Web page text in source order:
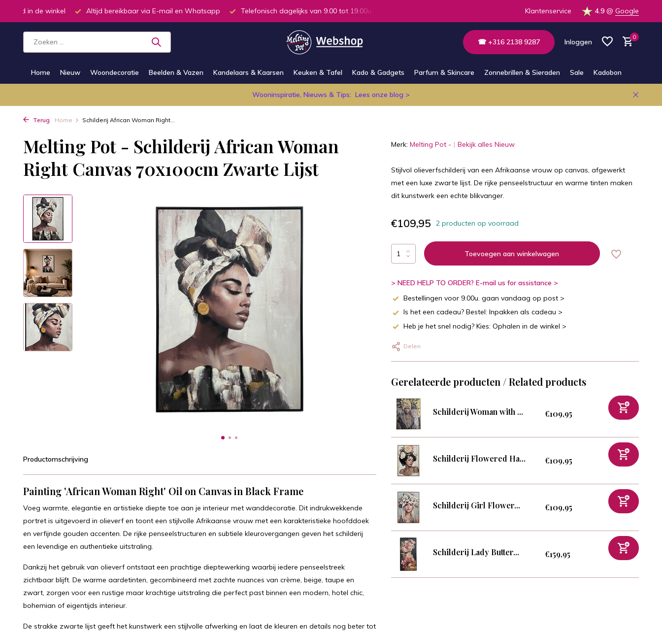
Altijd bereikbaar via E-mail en Whatsapp Telefonisch dagelijks van 9.00 tot 19.00u. Alle producten op voorraad in de winkel Klantenservice 4.9 @ Google
☎ +316 2138 9287 Inloggen
0
Home Nieuw Woondecoratie Beelden & Vazen Kandelaars & Kaarsen Keuken & Tafel Kado & Gadgets Parfum & Skincare Zonnebrillen & Sieraden Sale Kadobon
Wooninspiratie, Nieuws & Tips: Lees onze blog >
Terug Home Schilderij African Woman Right...
Melting Pot - Schilderij African Woman
Right Canvas 70x100cm Zwarte Lijst
Productomschrijving
Painting 'African Woman Right' Oil on Canvas in Black Frame
Voeg warmte, elegantie en artistieke diepte toe aan je interieur met wanddecoratie. Dit indrukwekkende
portret is uitgevoerd in olieverf en toont een stijlvolle Afrikaanse vrouw met een karakteristieke hoofddoek
en verfijnde gouden accenten. De rijke penseelstructuren en subtiele kleurovergangen geven het schilderij
een levendige en authentieke uitstraling.
Dankzij het gebruik van olieverf ontstaat een prachtige dieptewerking waarbij iedere penseelstreek
zichtbaar blijft. De warme aardetinten, gecombineerd met zachte nuances van crème, beige, taupe en
zwart, zorgen voor een rustige maar krachtige uitstraling die perfect past binnen een modern, hotel chic,
bohemian of eigentijds interieur.
De strakke zwarte lijst geeft het kunstwerk een stijlvolle afwerking en laat de kleuren en details nog beter tot
Merk: Melting Pot - Bekijk alles Nieuw
Stijlvol olieverfschilderij van een Afrikaanse vrouw op canvas, afgewerkt
met een luxe zwarte lijst. De rijke penseelstructuur en warme tinten maken
dit kunstwerk een echte blikvanger.
€109,95 2 producten op voorraad
Toevoegen aan winkelwagen
> NEED HELP TO ORDER? E-mail us for assistance >
Bestellingen voor 9.00u. gaan vandaag op post >
Is het een cadeau? Bestel: Inpakken als cadeau >
Heb je het snel nodig? Kies: Ophalen in de winkel >
Delen
Gerelateerde producten / Related products
Schilderij Woman with ... €109,95
Schilderij Flowered Ha... €109,95
Schilderij Girl Flower... €109,95
Schilderij Lady Butter... €159,95